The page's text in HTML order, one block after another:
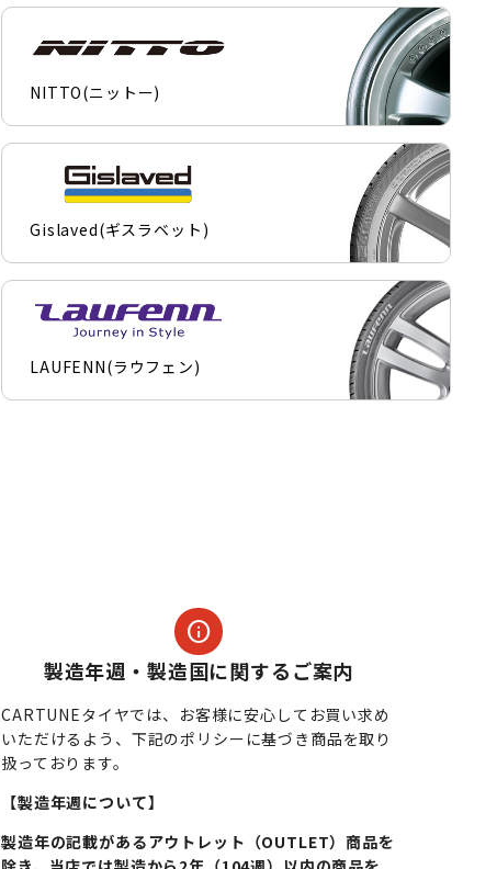
NITTO(ニットー)
Gislaved(ギスラベット)
LAUFENN(ラウフェン)
info
製造年週・製造国に関するご案内
CARTUNEタイヤでは、お客様に安心してお買い求め
いただけるよう、下記のポリシーに基づき商品を取り
扱っております。
【製造年週について】
製造年の記載があるアウトレット（OUTLET）商品を